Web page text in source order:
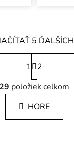
O
v
l
á
d
5 ĎALŠÍCH
S
t
r
á
n
k
1
2
29 položiek celkom
HORE